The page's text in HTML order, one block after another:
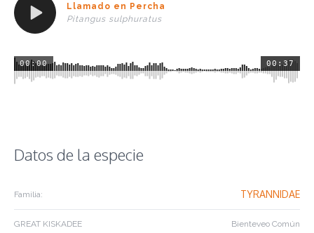
Llamado en Percha
Pitangus sulphuratus
00:37
00:00
Datos de la especie
Familia: TYRANNIDAE
GREAT KISKADEE Bienteveo Común